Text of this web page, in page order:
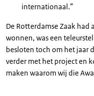
internationaal.”
De Rotterdamse Zaak had
wonnen, was een
besloten toch om het jaar
verder met het project en
maken waarom wij die